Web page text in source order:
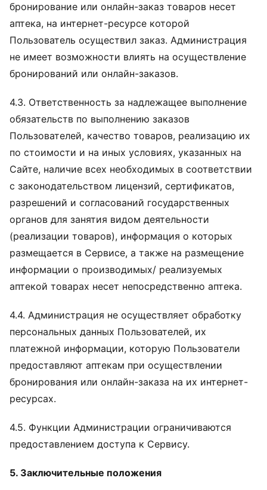
бронирование или онлайн-заказ товаров несет
аптека, на интернет-ресурсе которой
Пользователь осуществил заказ. Администрация
не имеет возможности влиять на осуществление
бронирований или онлайн-заказов.
4.3. Ответственность за надлежащее выполнение
обязательств по выполнению заказов
Пользователей, качество товаров, реализацию их
по стоимости и на иных условиях, указанных на
Сайте, наличие всех необходимых в соответствии
с законодательством лицензий, сертификатов,
разрешений и согласований государственных
органов для занятия видом деятельности
(реализации товаров), информация о которых
размещается в Сервисе, а также на размещение
информации о производимых/ реализуемых
аптекой товарах несет непосредственно аптека.
4.4. Администрация не осуществляет обработку
персональных данных Пользователей, их
платежной информации, которую Пользователи
предоставляют аптекам при осуществлении
бронирования или онлайн-заказа на их интернет-
ресурсах.
4.5. Функции Администрации ограничиваются
предоставлением доступа к Сервису.
5. Заключительные положения